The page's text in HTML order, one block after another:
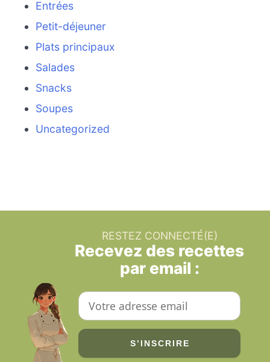
Entrées
Petit-déjeuner
Plats principaux
Salades
Snacks
Soupes
Uncategorized
RESTEZ CONNECTÉ(E)
Recevez des recettes
par email :